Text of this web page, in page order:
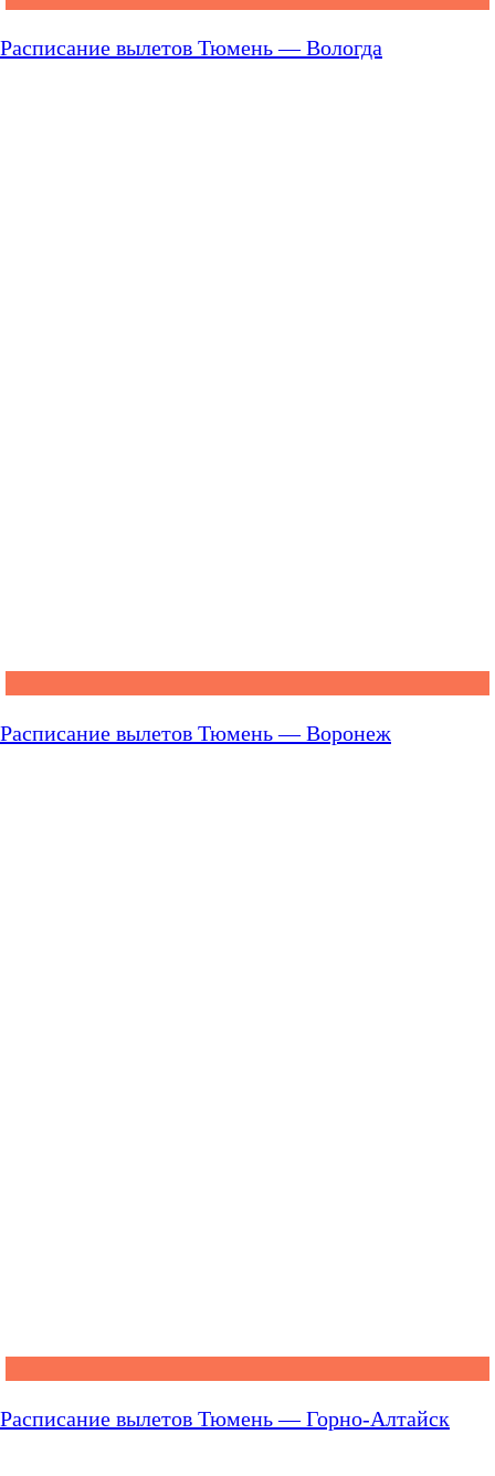
Расписание вылетов Тюмень — Вологда
Расписание вылетов Тюмень — Воронеж
Расписание вылетов Тюмень — Горно-Алтайск